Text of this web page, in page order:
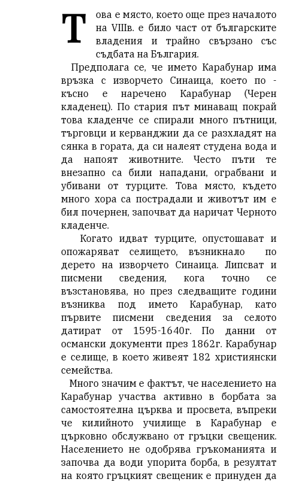
Т
ова е място, което още през началото
на VIIIв. е било част от българските
владения и трайно свързано със
съдбата на България.
Предполага се, че името Карабунар има
връзка с изворчето Синаица, което по -
късно е наречено Карабунар (Черен
кладенец). По стария път минаващ покрай
това кладенче се спирали много пътници,
търговци и керванджии да се разхладят на
сянка в гората, да си налеят студена вода и
да напоят животните. Често пъти те
внезапно са били нападани, ограбвани и
убивани от турците. Това място, където
много хора са пострадали и животът им е
бил почернен, започват да наричат Черното
кладенче.
Когато идват турците, опустошават и
опожаряват селището, възникнало по
дерето на изворчето Синаица. Липсват и
писмени сведения, кога точно се
възстановява, но през следващите години
възниква под името Карабунар, като
първите писмени сведения за селото
датират от 1595-1640г. По данни от
османски документи през 1862г. Карабунар
е селище, в което живеят 182 християнски
семейства.
Много значим е фактът, че населението на
Карабунар участва активно в борбата за
самостоятелна църква и просвета, въпреки
че килийното училище в Карабунар е
църковно обслужвано от гръцки свещеник.
Населението не одобрява гръкоманията и
започва да води упорита борба, в резултат
на която гръцкият свещеник е принуден да